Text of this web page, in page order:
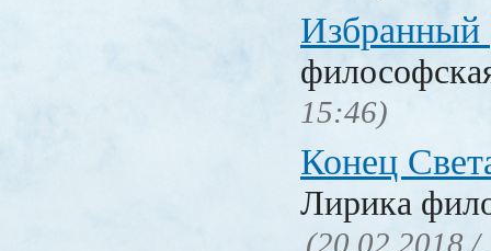
Избранный
15:46)
Конец
Лирика
(20.02.2018 /